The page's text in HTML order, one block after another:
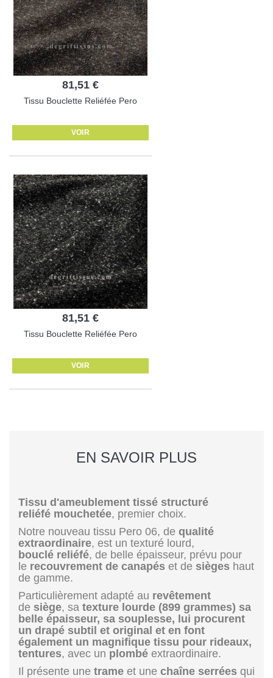
81,51 €
Tissu Bouclette Reliéfée Pero
VOIR
81,51 €
Tissu Bouclette Reliéfée Pero
VOIR
EN SAVOIR PLUS
Tissu d'ameublement tissé structuré
reliéfé mouchetée, premier choix.
Notre nouveau tissu Pero 06, de qualité
extraordinaire, est un texturé lourd,
bouclé reliéfé, de belle épaisseur, prévu pour
le recouvrement de canapés et de sièges haut
de gamme.
Particulièrement adapté au revêtement
de siège, sa texture lourde (899 grammes) sa
belle épaisseur, sa souplesse, lui procurent
un drapé subtil et original et en font
également un magnifique tissu pour rideaux,
tentures, avec un plombé extraordinaire.
Il présente une trame et une chaîne serrées qui